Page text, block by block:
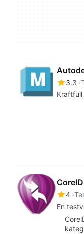
3.3
4
En